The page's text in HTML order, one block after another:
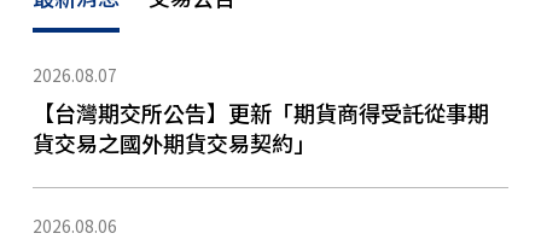
2026.08.07
【台灣期交所公告】更新「期貨商得受託從事期
貨交易之國外期貨交易契約」
2026.08.06